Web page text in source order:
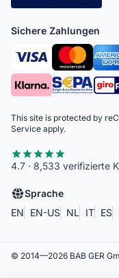
Sichere Zahlungen
This site is protected by
Service apply.
4.7 · 8,533 verifizierte
Sprache
EN
EN-US NL IT ES
© 2014—2026 BAB GER